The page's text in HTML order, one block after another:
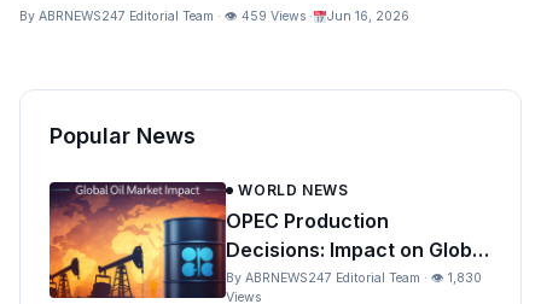
By ABRNEWS247 Editorial Team · 👁 459 Views · Jun 16, 2026
Popular News
WORLD NEWS
OPEC Production
Decisions: Impact on Global
Oil Prices and India
By ABRNEWS247 Editorial Team · 👁 1,830
Views